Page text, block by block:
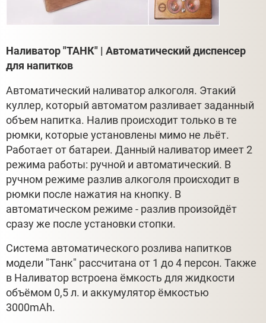
Наливатор "ТАНК" | Автоматический диспенсер
для напитков
Автоматический наливатор алкоголя. Этакий
куллер, который автоматом разливает заданный
объем напитка. Налив происходит только в те
рюмки, которые установлены мимо не льёт.
Работает от батареи. Данный наливатор имеет 2
режима работы: ручной и автоматический. В
ручном режиме разлив алкоголя происходит в
рюмки после нажатия на кнопку. В
автоматическом режиме - разлив произойдёт
сразу же после установки стопки.
Система автоматического розлива напитков
модели "Танк" рассчитана от 1 до 4 персон. Также
в Наливатор встроена ёмкость для жидкости
объёмом 0,5 л. и аккумулятор ёмкостью
3000mAh.